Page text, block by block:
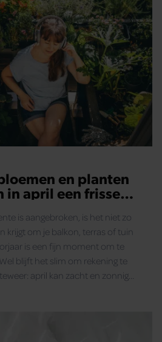
en planten
in april een frisse
is aangebroken, is het niet zo
krijgt om je balkon, terras of tuin
is een fijn moment om te
blijft het slim om rekening te
april kan zacht en zonnig